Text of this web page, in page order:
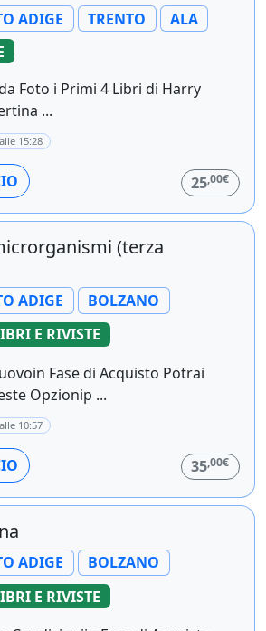
ADIGE TRENTO
ALA
Foto i Primi 4 Libri di Harry
...
15:28
25,00€
(terza
ADIGE
BOLZANO
E RIVISTE
Fase di Acquisto Potrai
Opzionip ...
10:57
35,00€
ADIGE
BOLZANO
E RIVISTE